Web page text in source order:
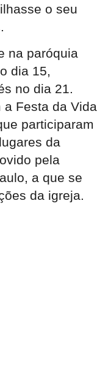
o seu
na paróquia
dia 15,
no dia 21.
a Festa da Vida
participaram
da
pela
a que se
da igreja.